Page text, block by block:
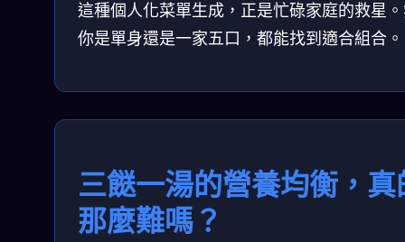
這種個人化菜單生成，正是忙碌家庭的救星
你是單身還是一家五口，都能找到適合組合。
三餸一湯的營養均衡，真
那麼難嗎？